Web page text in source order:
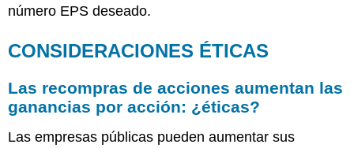
número EPS deseado.
CONSIDERACIONES ÉTICAS
Las recompras de acciones aumentan las
ganancias por acción: ¿éticas?
Las empresas públicas pueden aumentar sus